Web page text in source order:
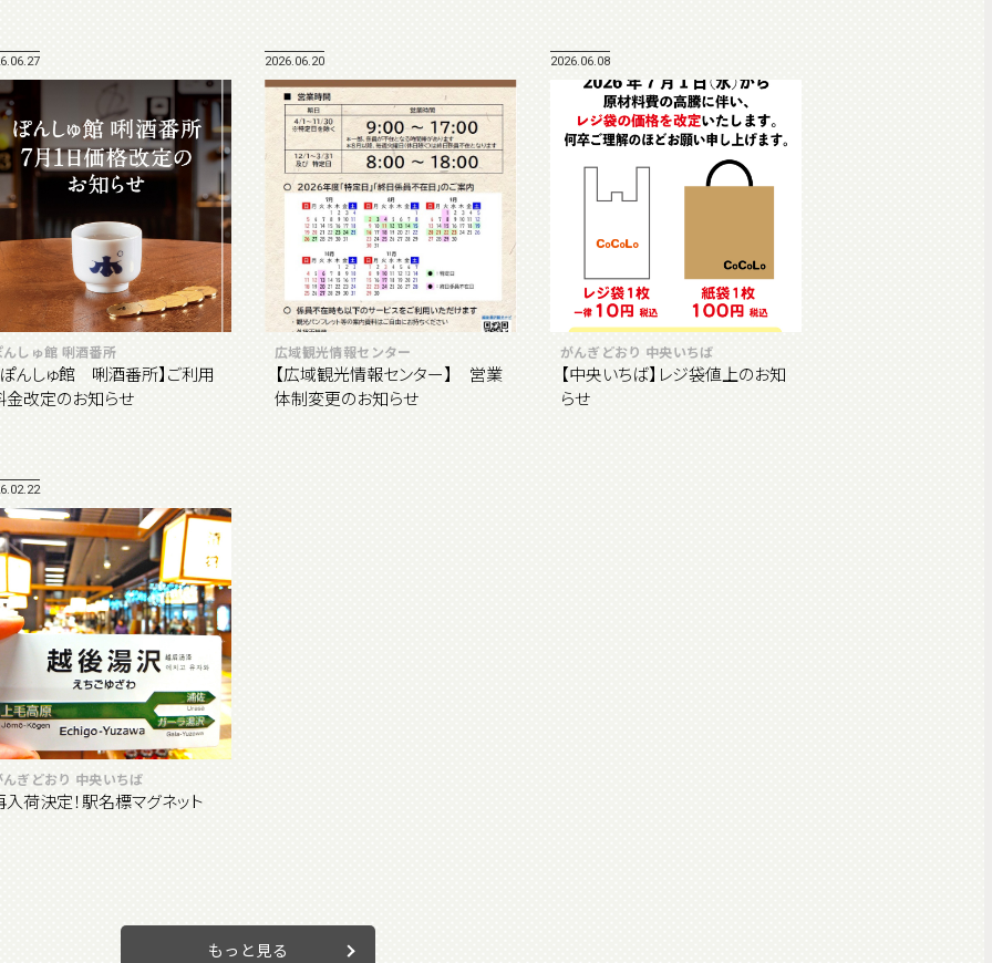
んしゅ館 唎酒番所
ぽんしゅ館 唎酒番所】ご利用
金改定のお知らせ
2026.06.20
広域観光情報センター
【広域観光情報センター】 営業
体制変更のお知らせ
2026.06.08
がんぎどおり 中央いちば
【中央いちば】レジ袋値上のお知
らせ
んぎどおり 中央いちば
入荷決定！駅名標マグネット
もっと見る